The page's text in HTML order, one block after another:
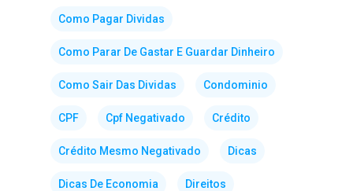
Como Pagar Dividas
Como Parar De Gastar E Guardar Dinheiro
Como Sair Das Dividas Condominio
CPF Cpf Negativado Crédito
Crédito Mesmo Negativado Dicas
Dicas De Economia Direitos